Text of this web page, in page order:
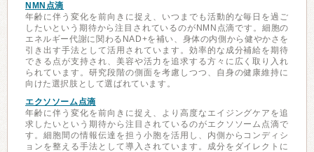
NMN点滴
年齢に伴う変化を前向きに捉え、いつまでも活動的な毎日を過ご
したいという期待から注目されているのがNMN点滴です。細胞の
エネルギー代謝に関わるNAD+を補い、身体の内側から健やかさを
引き出す手法として活用されています。効率的な成分補給を期待
できる点が支持され、美容や活力を追求する方々に広く取り入れ
られています。研究段階の側面を考慮しつつ、自身の健康維持に
向けた選択肢として選ばれています。
エクソソーム点滴
年齢に伴う変化を前向きに捉え、より高度なエイジングケアを追
求したいという期待から注目されているのがエクソソーム点滴で
す。細胞間の情報伝達を担う小胞を活用し、内側からコンディシ
ョンを整える手法として導入されています。成分をダイレクトに